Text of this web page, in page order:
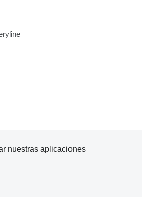
nuestras aplicaciones